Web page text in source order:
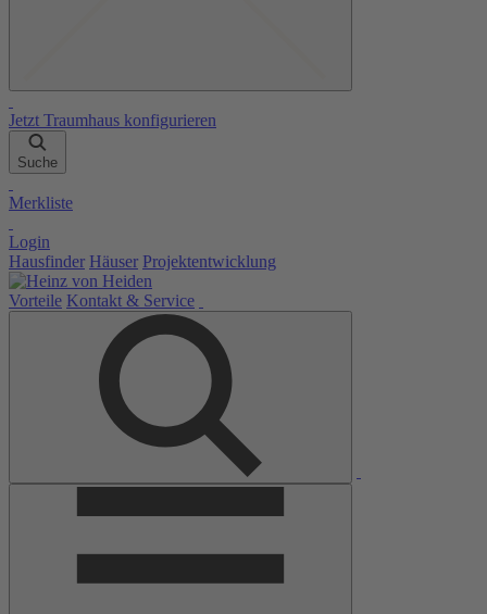
Jetzt Traumhaus konfigurieren
Suche
Merkliste
Login
Hausfinder Häuser Projektentwicklung
Vorteile Kontakt & Service